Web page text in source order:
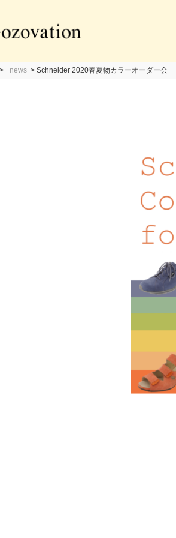
> news > Schneider 2020春夏物カラーオーダー会